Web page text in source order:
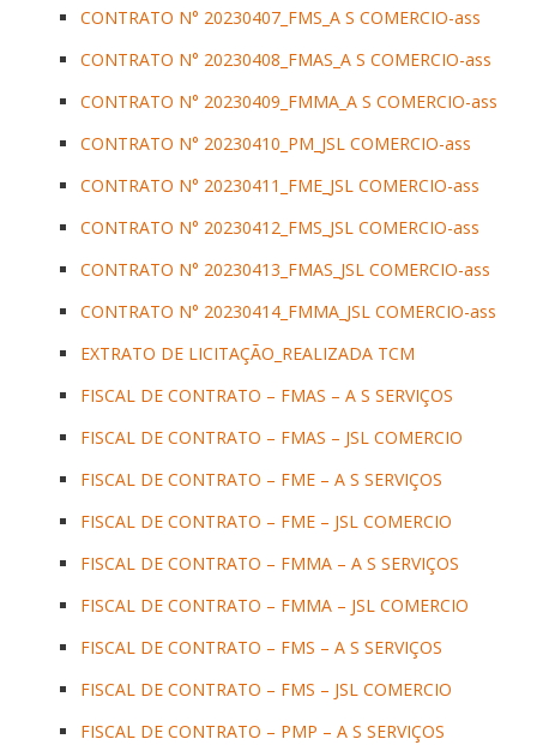
CONTRATO N° 20230407_FMS_A S COMERCIO-ass
CONTRATO N° 20230408_FMAS_A S COMERCIO-ass
CONTRATO N° 20230409_FMMA_A S COMERCIO-ass
CONTRATO N° 20230410_PM_JSL COMERCIO-ass
CONTRATO N° 20230411_FME_JSL COMERCIO-ass
CONTRATO N° 20230412_FMS_JSL COMERCIO-ass
CONTRATO N° 20230413_FMAS_JSL COMERCIO-ass
CONTRATO N° 20230414_FMMA_JSL COMERCIO-ass
EXTRATO DE LICITAÇÃO_REALIZADA TCM
FISCAL DE CONTRATO – FMAS – A S SERVIÇOS
FISCAL DE CONTRATO – FMAS – JSL COMERCIO
FISCAL DE CONTRATO – FME – A S SERVIÇOS
FISCAL DE CONTRATO – FME – JSL COMERCIO
FISCAL DE CONTRATO – FMMA – A S SERVIÇOS
FISCAL DE CONTRATO – FMMA – JSL COMERCIO
FISCAL DE CONTRATO – FMS – A S SERVIÇOS
FISCAL DE CONTRATO – FMS – JSL COMERCIO
FISCAL DE CONTRATO – PMP – A S SERVIÇOS